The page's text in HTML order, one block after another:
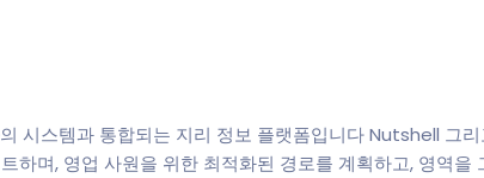
시스템과 통합되는 지리 정보 플랫폼입니다 Nutshell 그
하며, 영업 사원을 위한 최적화된 경로를 계획하고, 영역